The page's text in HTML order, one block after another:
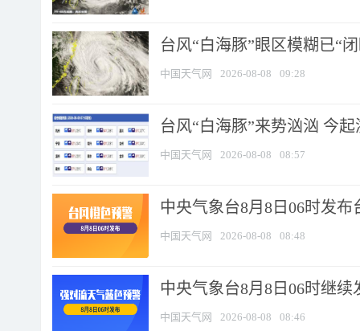
台风“白海豚”眼区模糊已“
中国天气网 2026-08-08 09:28
台风“白海豚”来势汹汹 今
中国天气网 2026-08-08 08:57
中央气象台8月8日06时发布
中国天气网 2026-08-08 08:48
中央气象台8月8日06时继
中国天气网 2026-08-08 08:46